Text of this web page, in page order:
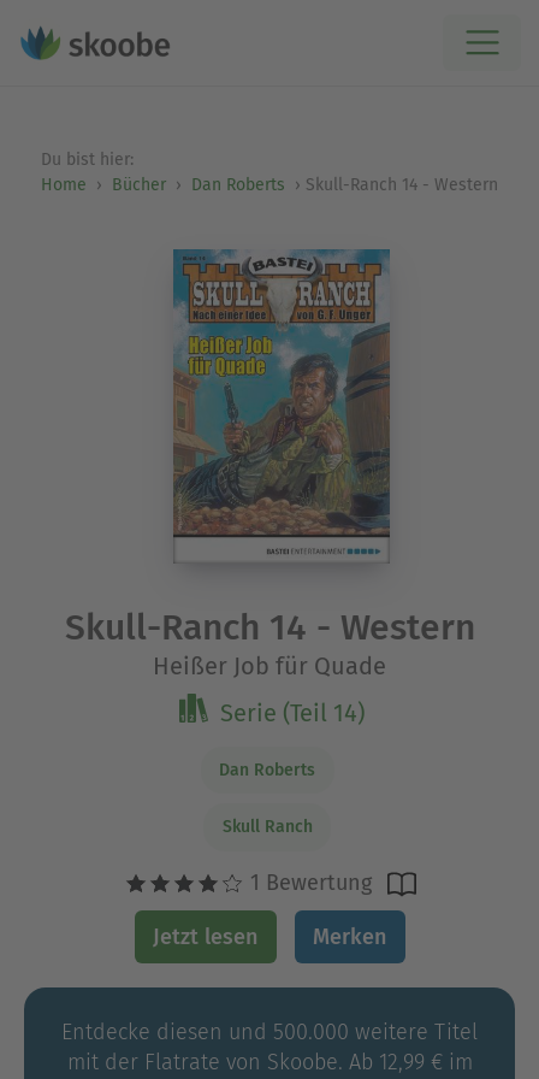
Du bist hier:
Home
Bücher Dan Roberts Skull-Ranch 14 - Western
Skull-Ranch 14 - Western
Heißer Job für Quade
Serie (Teil 14)
Dan Roberts
Skull Ranch
1 Bewertung
Jetzt lesen Merken
Entdecke diesen und 500.000 weitere Titel
mit der Flatrate von Skoobe. Ab 12,99 € im